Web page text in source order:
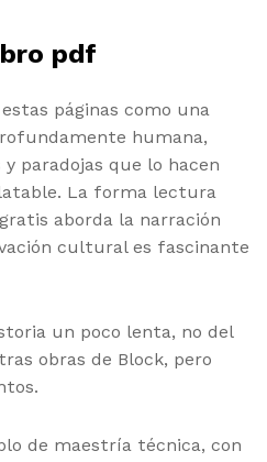
pdf
páginas como una
humana,
paradojas que lo hacen
La forma lectura
aborda la narración
cultural es fascinante
un poco lenta, no del
obras de Block, pero
de maestría técnica, con